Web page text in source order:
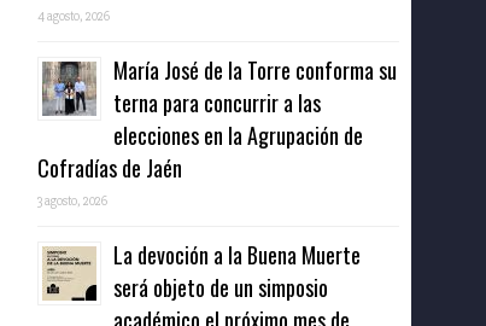
4 agosto, 2026
María José de la Torre conforma su
terna para concurrir a las
elecciones en la Agrupación de
Cofradías de Jaén
3 agosto, 2026
La devoción a la Buena Muerte
será objeto de un simposio